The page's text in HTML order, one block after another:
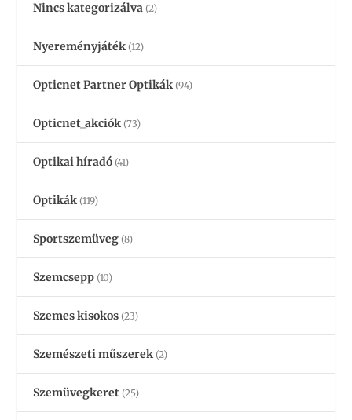
Nincs kategorizálva (2)
Nyereményjáték (12)
Opticnet Partner Optikák (94)
Opticnet_akciók (73)
Optikai híradó (41)
Optikák (119)
Sportszemüveg (8)
Szemcsepp (10)
Szemes kisokos (23)
Szemészeti műszerek (2)
Szemüvegkeret (25)